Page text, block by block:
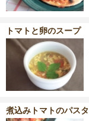
トマトと卵のスープ
煮込みトマトのパスタ